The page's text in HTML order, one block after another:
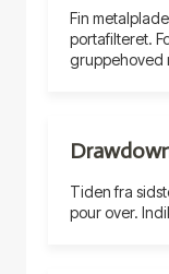
Fin
portafilteret.
gruppehoved
Tiden fra
pour over.